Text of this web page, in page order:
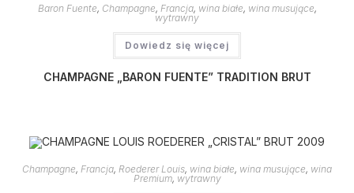
Baron Fuente, Champagne, Francja, wina białe, wina musujące,
wytrawny
Dowiedz się więcej
CHAMPAGNE „BARON FUENTE” TRADITION BRUT
Champagne, Francja, Roederer Louis, wina białe, wina musujące, wina
Premium, wytrawny